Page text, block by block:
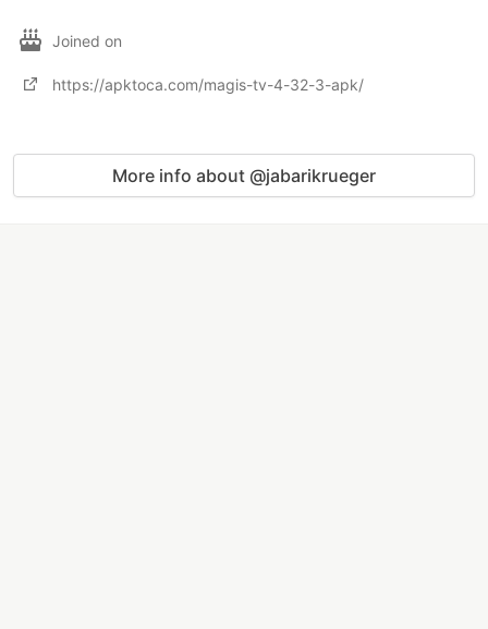
Joined on
https://apktoca.com/magis-tv-4-32-3-apk/
More info about @jabarikrueger